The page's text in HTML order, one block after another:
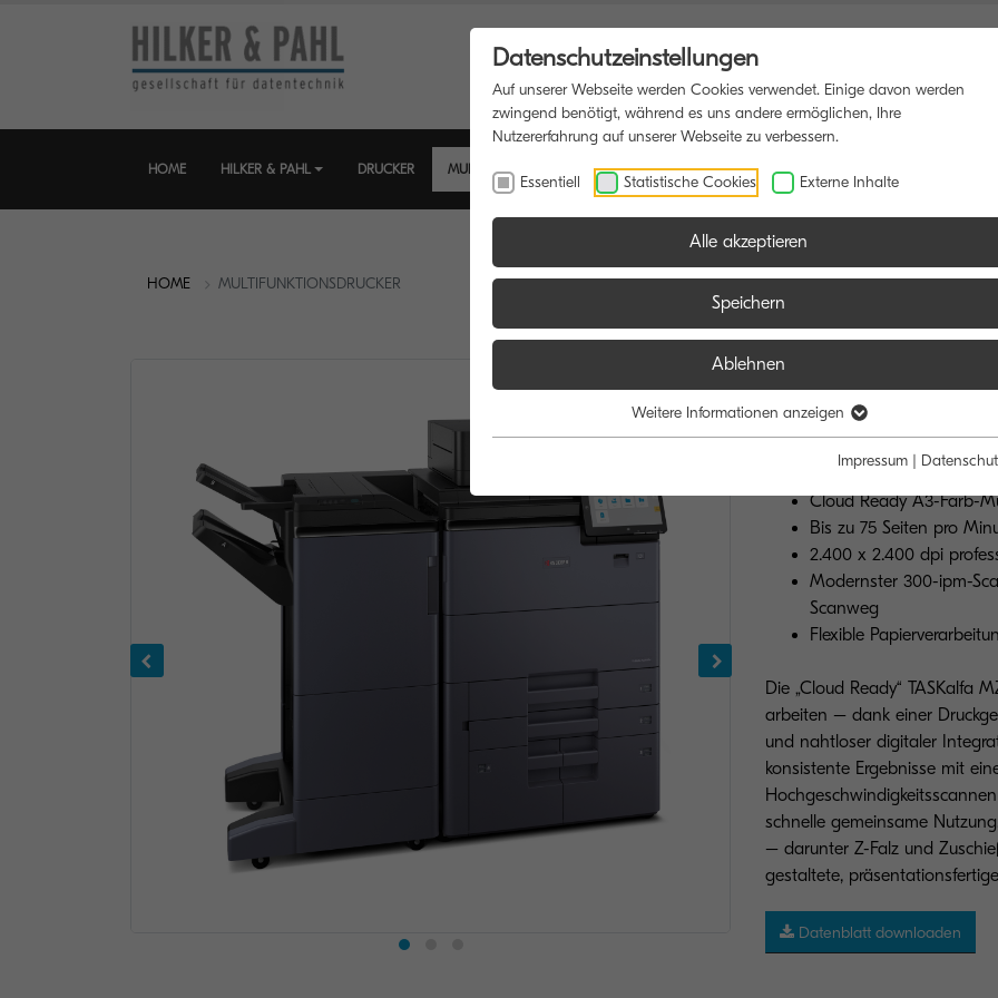
HOME HILKER & PAHL DRUCKER MULTIFUNKTIONSDRUCKER SOFTWARE BLOG
HOME MULTIFUNKTIONSDRUCKER
TASKalfa
INTELLIGENTE
HOCHWERTIGE
Cloud Ready A3-Farb-
Bis zu 75 Seiten pro
2.400 x 2.400 dpi
Modernster 300-ipm-
Scanweg
Flexible
Die „Cloud Ready“ TASKalfa
arbeiten – dank einer
und nahtloser digitaler
konsistente Ergebnisse mit
schnelle gemeinsame
– darunter Z-Falz und
gestaltete,
Datenblatt downloaden
Datenschutzeinstellungen
Auf unserer Webseite werden Cookies verwendet. Einige davon werden
zwingend benötigt, während es uns andere ermöglichen, Ihre
Nutzererfahrung auf unserer Webseite zu verbessern.
Essentiell Statistische Cookies Externe Inhalte
Alle akzeptieren
Speichern
Ablehnen
Weitere Informationen anzeigen
Impressum |